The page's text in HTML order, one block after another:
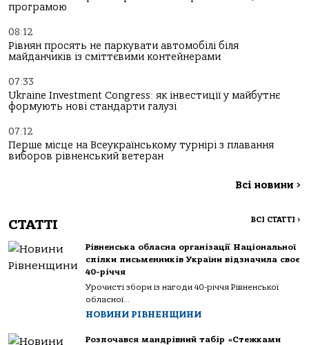
програмою
08:12
Рівнян просять не паркувати автомобілі біля
майданчиків із сміттєвими контейнерами
07:33
Ukraine Investment Congress: як інвестиції у майбутнє
формують нові стандарти галузі
07:12
Перше місце на Всеукраїнському турнірі з плавання
виборов рівненський ветеран
Всі новини >
СТАТТІ ВСІ СТАТТІ >
Рівненська обласна організації Національної
спілки письменників України відзначила своє
40-річчя
Урочисті збори із нагоди 40-річчя Рівненської
обласної...
НОВИНИ РІВНЕНЩИНИ
Розпочався мандрівний табір «Стежками